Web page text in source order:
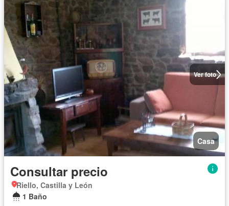
Ver foto
Casa
Consultar precio
Riello, Castilla y León
1 Baño